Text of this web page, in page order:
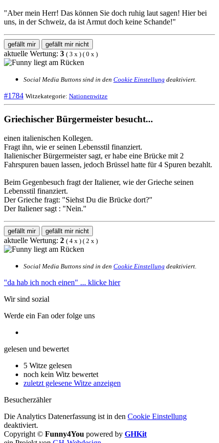
"Aber mein Herr! Das können Sie doch ruhig laut sagen! Hier bei
uns, in der Schweiz, da ist Armut doch keine Schande!"
gefällt mir gefällt mir nicht
aktuelle Wertung: 3 ( 3 x ) ( 0 x )
Social Media Buttons sind in den Cookie Einstellung deaktiviert.
#1784 Witzekategorie: Nationenwitze
Griechischer Bürgermeister besucht...
einen italienischen Kollegen.
Fragt ihn, wie er seinen Lebensstil finanziert.
Italienischer Bürgermeister sagt, er habe eine Brücke mit 2
Fahrspuren bauen lassen, jedoch Brüssel hatte für 4 Spuren bezahlt.
Beim Gegenbesuch fragt der Italiener, wie der Grieche seinen
Lebensstil finanziert.
Der Grieche fragt: "Siehst Du die Brücke dort?"
Der Italiener sagt : "Nein."
gefällt mir gefällt mir nicht
aktuelle Wertung: 2 ( 4 x ) ( 2 x )
Social Media Buttons sind in den Cookie Einstellung deaktiviert.
"da hab ich noch einen" ... klicke hier
Wir sind sozial
Werde ein Fan oder folge uns
gelesen und bewertet
5 Witze gelesen
noch kein Witz bewertet
zuletzt gelesene Witze anzeigen
Besucherzähler
Die Analytics Datenerfassung ist in den Cookie Einstellung
deaktiviert.
Copyright © Funny4You powered by GHKit